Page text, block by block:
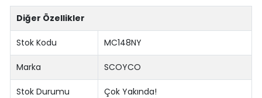
Diğer Özellikler
Stok Kodu MC148NY
Marka SCOYCO
Stok Durumu Çok Yakında!